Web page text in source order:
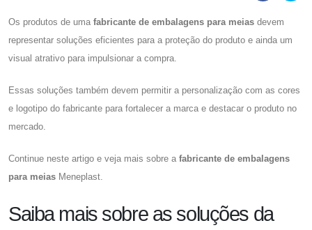
Os produtos de uma fabricante de embalagens para meias devem
representar soluções eficientes para a proteção do produto e ainda um
visual atrativo para impulsionar a compra.
Essas soluções também devem permitir a personalização com as cores
e logotipo do fabricante para fortalecer a marca e destacar o produto no
mercado.
Continue neste artigo e veja mais sobre a fabricante de embalagens
para meias Meneplast.
Saiba mais sobre as soluções da